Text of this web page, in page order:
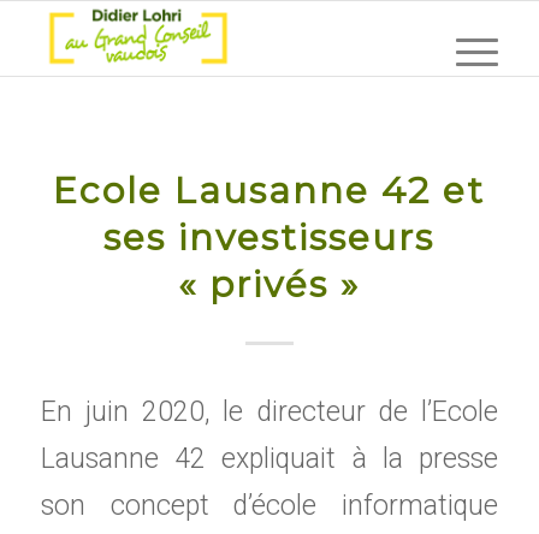
Ecole Lausanne 42 et
ses investisseurs
« privés »
En juin 2020, le directeur de l’Ecole
Lausanne 42 expliquait à la presse
son concept d’école informatique